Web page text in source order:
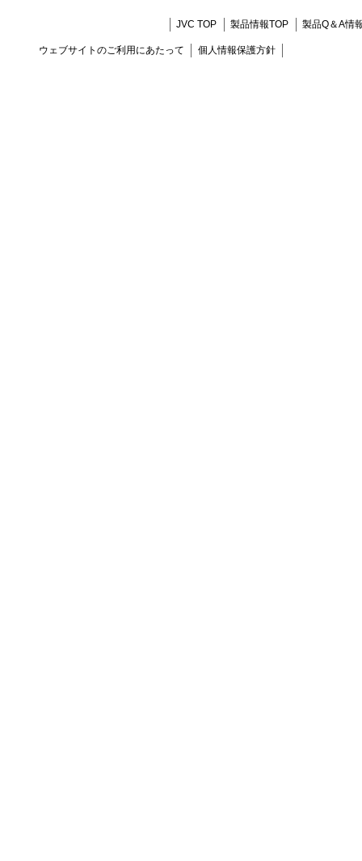
JVC TOP 製品情報TOP 製品Q＆A情
ウェブサイトのご利用にあたって 個人情報保護方針